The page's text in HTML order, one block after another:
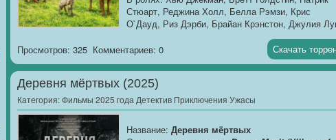
Стюарт, Реджина Холл, Белла Рэмзи, Крис
О`Дауд, Риз Дэрби, Брайан Крэнстон, Джулия
Дрейфус, Аруп Шергил, Джаспер Эмброуз, Иши
Агравал, Томми Бирчолл, Тосин Коул, Конлет
Просмотров: 325 Комментариев: 0 Скачать
Деревня мёртвых (2025)
Категория:Фильмы 2025 года Детектив Приключения Ужасы
Название: Деревня мёртвых